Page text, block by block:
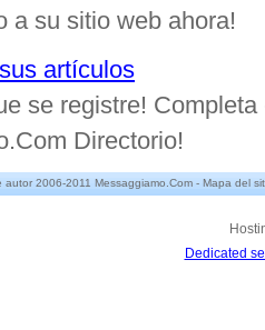
a su sitio web ahora!
artículos
se registre!
Directorio!
autor 2006-2011 Messaggiamo.Com - Mapa del
Dedicated